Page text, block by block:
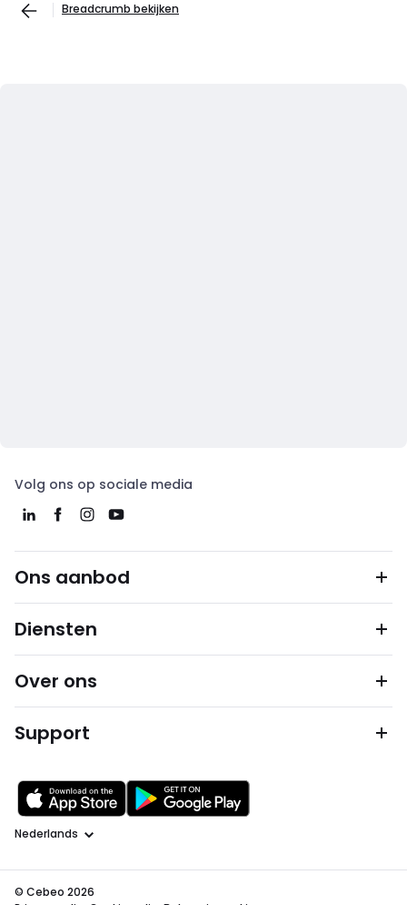
Breadcrumb bekijken
Volg ons op sociale media
Ons aanbod
Diensten
Over ons
Support
Taal
© Cebeo 2026